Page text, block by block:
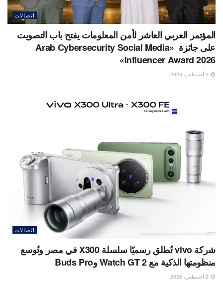
اتصالات
المؤتمر العربي العاشر لأمن المعلومات يفتح باب التصويت
على جائزة «Arab Cybersecurity Social Media
Influencer Award 2026»
اتصالات
شركة vivo تُطلق رسميًا سلسلة X300 في مصر وتُوسع
منظومتها الذكية مع Watch GT 2 وBuds Pro